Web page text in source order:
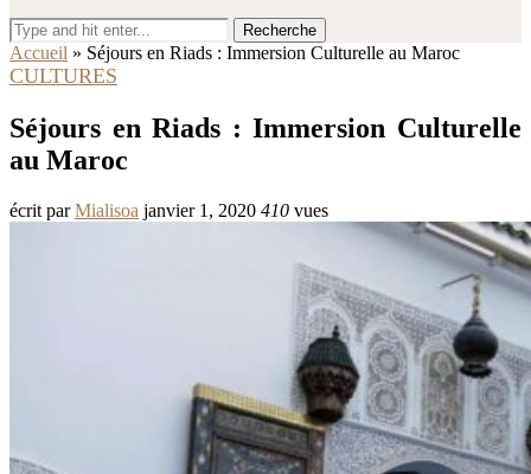
Recherche
Accueil » Séjours en Riads : Immersion Culturelle au Maroc
CULTURES
Séjours en Riads : Immersion Culturelle
au Maroc
écrit parMialisoa janvier 1, 2020 410 vues